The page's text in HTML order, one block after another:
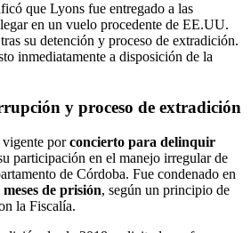
que Lyons fue entregado a las
en un vuelo procedente de EE.UU.
su detención y proceso de extradición.
inmediatamente a disposición de la
y proceso de extradición
vigente porconcierto para delinquir
participación en el manejo irregular de
de Córdoba. Fue condenado en
de prisión, según un principio de
la Fiscalía.